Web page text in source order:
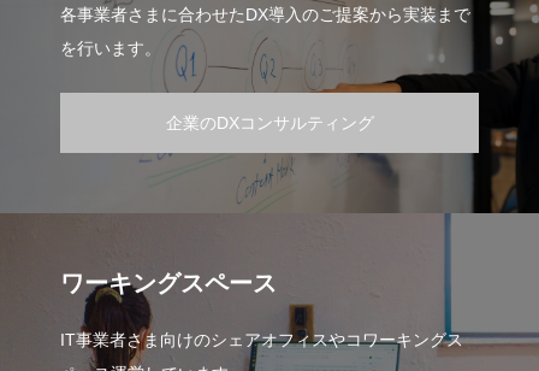
各事業者さまに合わせたDX導入のご提案から実装まで
を行います。
企業のDXコンサルティング
ワーキングスペース
IT事業者さま向けのシェアオフィスやコワーキングス